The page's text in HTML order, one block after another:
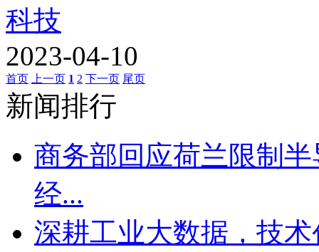
科技
2023-04-10
首页 上一页 1 2 下一页 尾页
新闻排行
商务部回应荷兰限制
经...
深耕工业大数据，技